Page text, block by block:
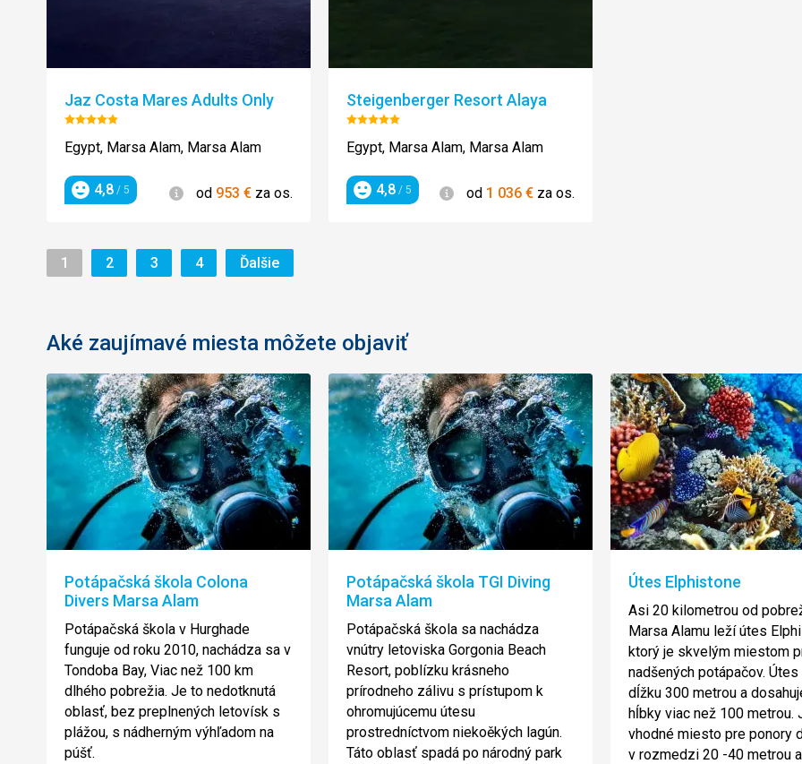
Jaz Costa Mares Adults Only
Hodnotenie:
5/5
Egypt, Marsa Alam, Marsa Alam
Hodnotenie
4,8 / 5 Informácie
od 953 € za os.
Steigenberger Resort Alaya
Hodnotenie:
5/5
Egypt, Marsa Alam, Marsa Alam
Hodnotenie
4,8 / 5 Informácie
od 1 036 € za os.
Stránka
1 Stránka
2 Stránka
3 Stránka
4 ĎalšieStránka
Aké zaujímavé miesta môžete objaviť
Potápačská škola Colona
Divers Marsa Alam
Potápačská škola v Hurghade
funguje od roku 2010, nachádza sa v
Tondoba Bay, Viac než 100 km
dlhého pobrežia. Je to nedotknutá
oblasť, bez preplnených letovísk s
plážou, s nádherným výhľadom na
púšť.
Potápačská škola TGI Diving
Marsa Alam
Potápačská škola sa nachádza
vnútry letoviska Gorgonia Beach
Resort, poblízku krásneho
prírodneho zálivu s prístupom k
ohromujúcemu útesu
prostredníctvom niekoěkých lagún.
Táto oblasť spadá po národný park
Útes Elphistone
Asi 20 kilometrou od
Marsa Alamu leží útes
ktorý je skvelým miestom
nadšených potápačov. Útes
dĺžku 300 metrou a
hĺbky viac než 100 metrou.
vhodné miesto pre ponory
v rozmedzi 20 -40 metrou